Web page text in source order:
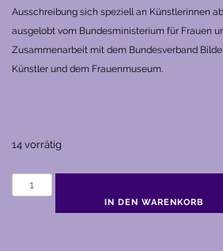
Ausschreibung sich speziell an Künstlerinnen
ausgelobt vom Bundesministerium für Frauen
Zusammenarbeit mit dem Bundesverband
Künstler und dem Frauenmuseum.
14 vorrätig
Endlich
IN DEN WARENKORB